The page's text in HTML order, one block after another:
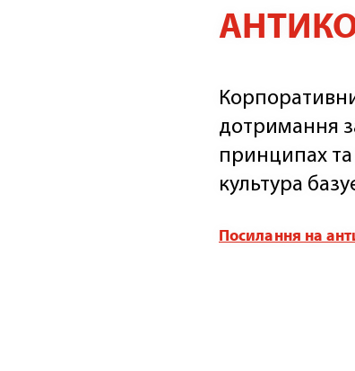
дотримання
принципах
культура
Посилання на